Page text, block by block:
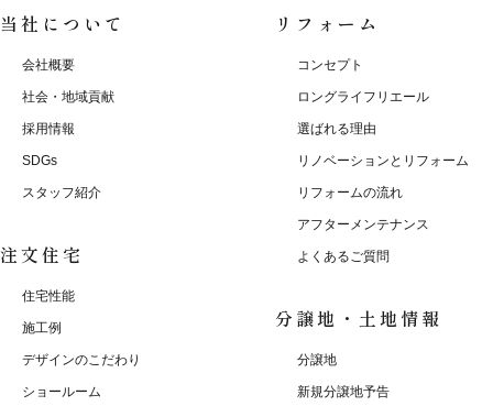
当社について
会社概要
社会・地域貢献
採用情報
SDGs
スタッフ紹介
注文住宅
住宅性能
施工例
デザインのこだわり
ショールーム
リフォーム
コンセプト
ロングライフリエール
選ばれる理由
リノベーションとリフォーム
リフォームの流れ
アフターメンテナンス
よくあるご質問
分譲地・土地情報
分譲地
新規分譲地予告